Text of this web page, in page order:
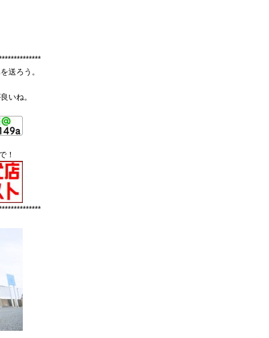
送ろう。
いね。
！